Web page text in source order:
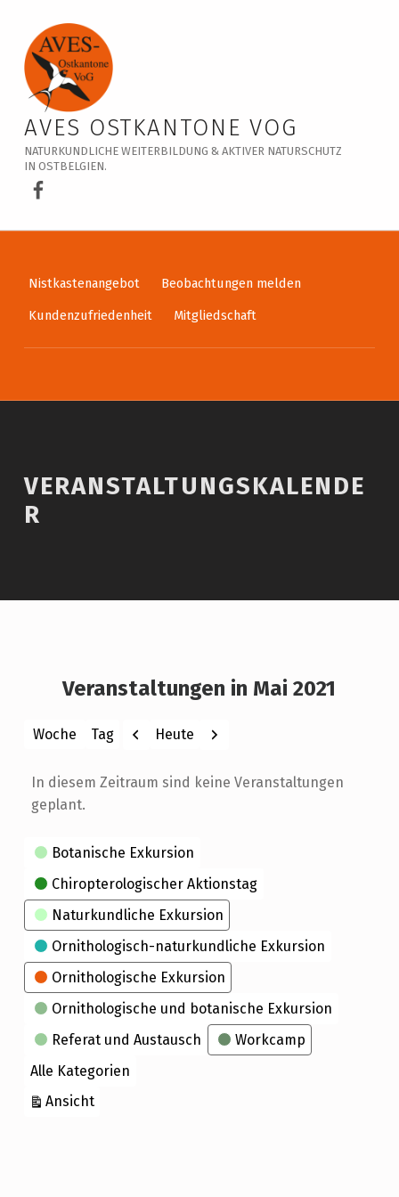
Veranstaltungskalender – AVES Ostkantone VoG
AVES OSTKANTONE VOG
NATURKUNDLICHE WEITERBILDUNG & AKTIVER NATURSCHUTZ
IN OSTBELGIEN.
AVES Ostkantone bei Facebook
Nistkastenangebot
Beobachtungen melden
Kundenzufriedenheit
Mitgliedschaft
VERANSTALTUNGSKALENDE
R
Veranstaltungen in Mai 2021
Woche Tag
Monat
Jahr
Zurück
Heute Weiter
In diesem Zeitraum sind keine Veranstaltungen
geplant.
Kategorien
Botanische Exkursion
Chiropterologischer Aktionstag
Naturkundliche Exkursion
Ornithologisch-naturkundliche Exkursion
Ornithologische Exkursion
Ornithologische und botanische Exkursion
Referat und Austausch
Workcamp
Alle Kategorien
Ansichtausdrucken